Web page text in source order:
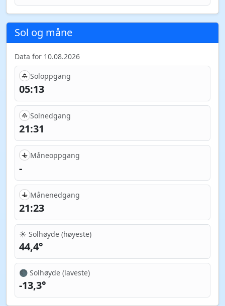
Sol og måne
Data for 10.08.2026
Soloppgang
05:13
Solnedgang
21:31
Måneoppgang
-
Månenedgang
21:23
☀️ Solhøyde (høyeste)
44,4°
🌑 Solhøyde (laveste)
-13,3°